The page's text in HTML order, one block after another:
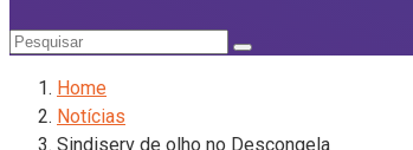
Home
Notícias
Sindiserv de olho no Descongela